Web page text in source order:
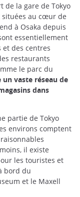
de la gare de Tokyo
situées au cœur de
à Osaka depuis
essentiellement
et des centres
restaurants
le parc du
un vaste réseau de
dans
partie de Tokyo
environs comptent
il existe
les touristes et
bord du
et le Maxell